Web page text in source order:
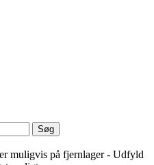
Søg
muligvis på fjernlager - Udfyld